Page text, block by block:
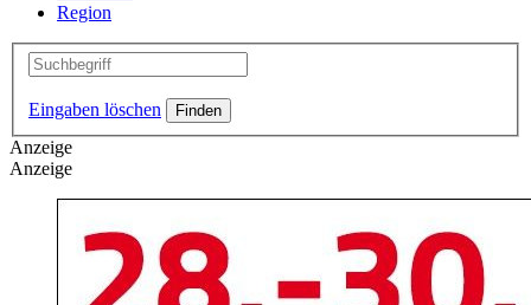
Region
Eingaben löschen
Anzeige
Anzeige